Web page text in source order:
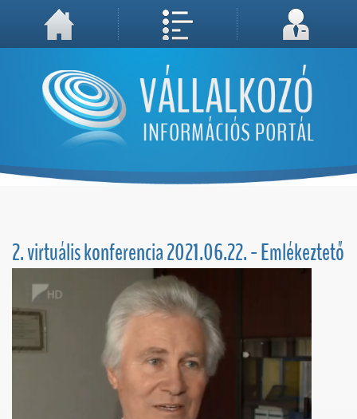
A weboldal használatával Ön elfogadja, hogy Cookie-kat (sütiket) tároljunk számítógépén. A sütik a weboldal megfelelő működéséhez
Megértettem, folytatás...
2. virtuális konferencia 2021.06.22. - Emlékeztető